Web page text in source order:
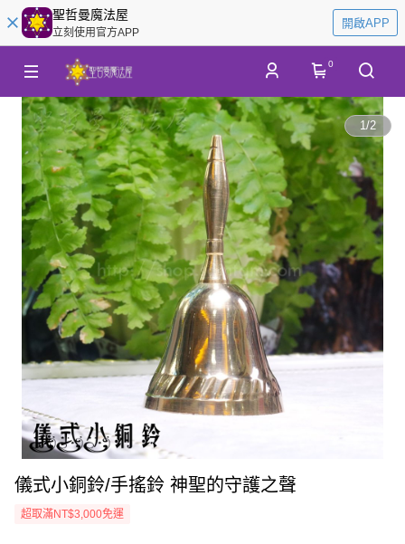
聖哲曼魔法屋
立刻使用官方APP
開啟APP
0
1/2
儀式小銅鈴/手搖鈴 神聖的守護之聲
超取滿NT$3,000免運